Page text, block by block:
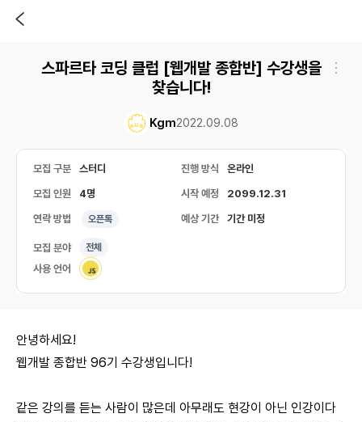
스파르타 코딩 클럽 [웹개발 종합반] 수강생을
찾습니다!
Kgm2022.09.08
모집 구분 스터디 진행 방식 온라인
모집 인원 4명 시작 예정 2099.12.31
연락 방법 오픈톡 예상 기간 기간 미정
모집 분야 전체
사용 언어
안녕하세요!
웹개발 종합반 96기 수강생입니다!
같은 강의를 듣는 사람이 많은데 아무래도 현강이 아닌 인강이다